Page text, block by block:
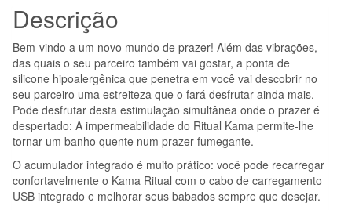
AZABACHE
Descrição
Bem-vindo a um novo mundo de prazer! Além das vibrações,
das quais o seu parceiro também vai gostar, a ponta de
silicone hipoalergênica que penetra em você vai descobrir no
seu parceiro uma estreiteza que o fará desfrutar ainda mais.
Pode desfrutar desta estimulação simultânea onde o prazer é
despertado: A impermeabilidade do Ritual Kama permite-lhe
tornar um banho quente num prazer fumegante.
O acumulador integrado é muito prático: você pode recarregar
confortavelmente o Kama Ritual com o cabo de carregamento
USB integrado e melhorar seus babados sempre que desejar.